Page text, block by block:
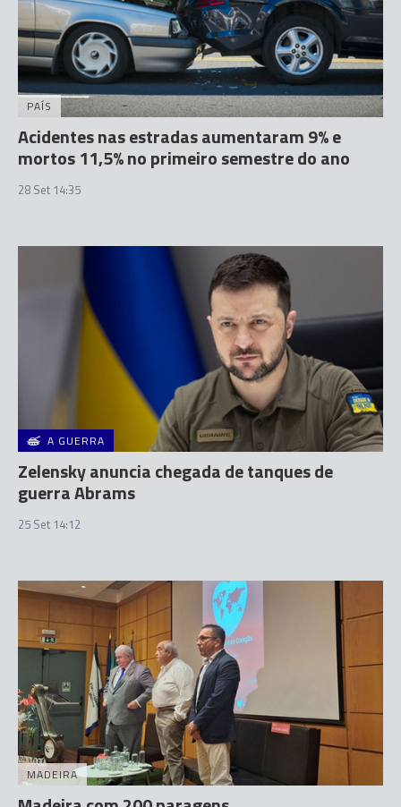
PAÍS
Acidentes nas estradas aumentaram 9% e
mortos 11,5% no primeiro semestre do ano
28 Set 14:35
A GUERRA
Zelensky anuncia chegada de tanques de
guerra Abrams
25 Set 14:12
MADEIRA